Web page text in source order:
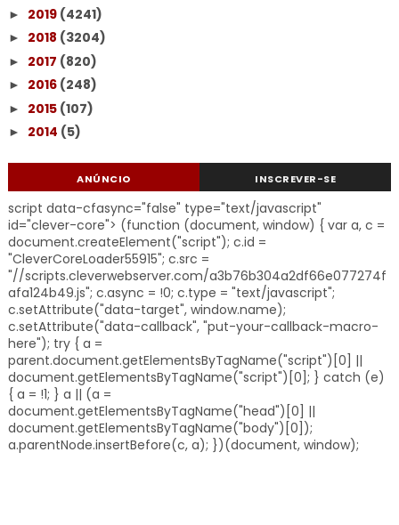
► 2019 (4241)
► 2018 (3204)
► 2017 (820)
► 2016 (248)
► 2015 (107)
► 2014 (5)
ANÚNCIO INSCREVER-SE
script data-cfasync="false" type="text/javascript"
id="clever-core"> (function (document, window) { var a, c =
document.createElement("script"); c.id =
"CleverCoreLoader55915"; c.src =
"//scripts.cleverwebserver.com/a3b76b304a2df66e077274f
afa124b49.js"; c.async = !0; c.type = "text/javascript";
c.setAttribute("data-target", window.name);
c.setAttribute("data-callback", "put-your-callback-macro-
here"); try { a =
parent.document.getElementsByTagName("script")[0] ||
document.getElementsByTagName("script")[0]; } catch (e)
{ a = !1; } a || (a =
document.getElementsByTagName("head")[0] ||
document.getElementsByTagName("body")[0]);
a.parentNode.insertBefore(c, a); })(document, window);